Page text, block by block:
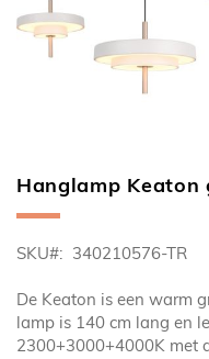
Ga
naar
begin
de
afbeeldingen-
gallerij
Hanglamp Keaton
SKU 340210576-TR
De Keaton is een warm
lamp is 140 cm lang en
2300+3000+4000K met